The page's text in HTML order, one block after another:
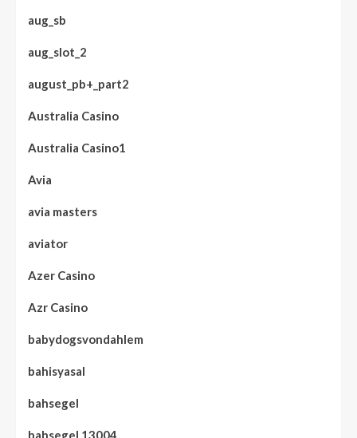
aug_sb
aug_slot_2
august_pb+_part2
Australia Casino
Australia Casino1
Avia
avia masters
aviator
Azer Casino
Azr Casino
babydogsvondahlem
bahisyasal
bahsegel
bahsegel 13004